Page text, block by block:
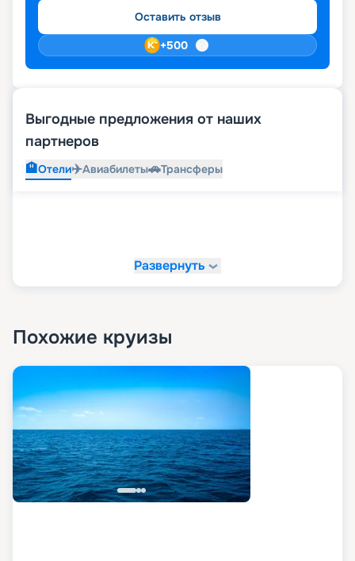
Оставить отзыв
+500
Выгодные предложения от наших
партнеров
🏨Отели✈️Авиабилеты🚗Трансферы
Развернуть
Похожие круизы